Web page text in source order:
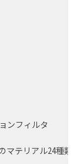
ンフィルタ
マテリアル24種類